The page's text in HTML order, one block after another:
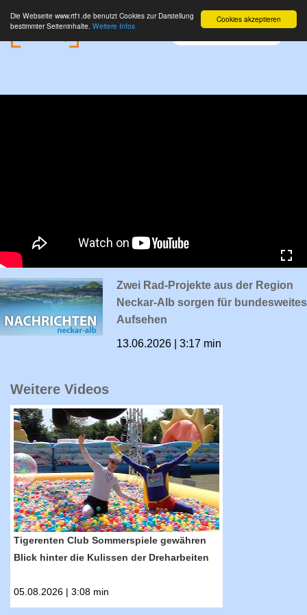
Cookies akzeptieren
Die Webseite www.rtf1.de benutzt Cookies zur Darstellung
bestimmter Seiteninhalte. Weitere Infos
Zwei Rad-Projekte aus der Region
Neckar-Alb sorgen für bundesweites
Aufsehen
13.06.2026 | 3:17 min
Weitere Videos
RTF.1-Nachrichten: Tigerenten Club
Tigerenten Club Sommerspiele gewähren
Blick hinter die Kulissen der Dreharbeiten
05.08.2026 | 3:08 min